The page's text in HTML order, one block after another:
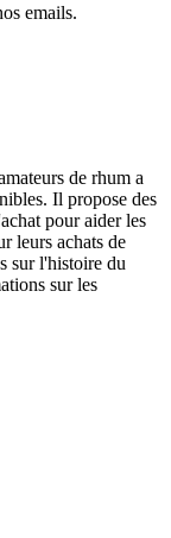
emails.
de rhum a
Il propose des
pour aider les
leurs achats de
sur l'histoire du
sur les